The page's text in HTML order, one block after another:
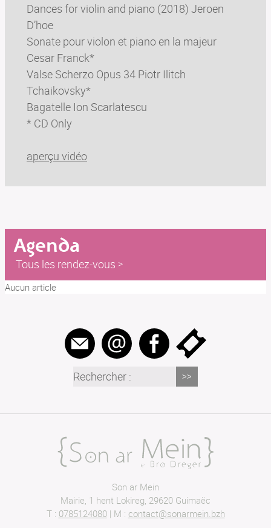
Dances for violin and piano (2018) Jeroen
D’hoe
Sonate pour violon et piano en la majeur
Cesar Franck*
Valse Scherzo Opus 34 Piotr Ilitch
Tchaikovsky*
Bagatelle Ion Scarlatescu
* CD Only
aperçu vidéo
Agenda
Tous les rendez-vous
Aucun article
Rechercher :
Son ar Mein
Mairie, 1 hent Lokireg 29620 Guimaëc
T : 0785124080 | M : contact@sonarmein.bzh